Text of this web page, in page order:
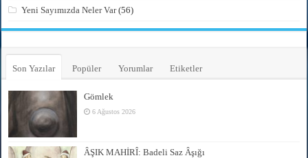
Yeni Sayımızda Neler Var(56)
Son Yazılar Popüler Yorumlar Etiketler
Gömlek
6 Ağustos 2026
ÂŞIK MAHİRÎ: Badeli Saz Âşığı